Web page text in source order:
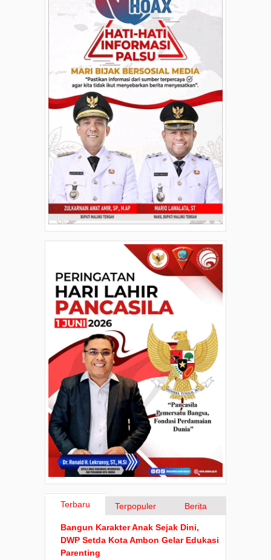
Terbaru Terpopuler Berita
Bangun Karakter Anak Sejak Dini,
DWP Setda Kota Ambon Gelar Edukasi
Parenting